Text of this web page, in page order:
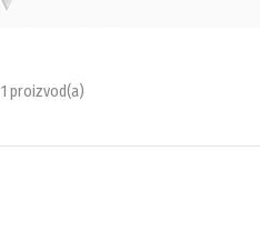
1 proizvod(a)